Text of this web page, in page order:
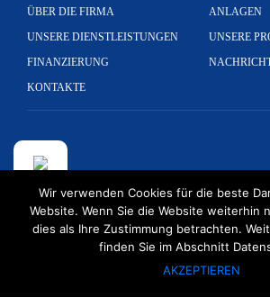
ÜBER DIE FIRMA
UNSERE DIENSTLEISTUNGEN
FINANZIERUNG
KONTAKTE
ANLAGEN
UNSERE
Kölner Str. 265 51149 Köln,
+ 49 2203 89 599 0
info@convexintl.de
Wir verwenden Cookies für die beste
Website. Wenn Sie die Website weiterhin
dies als Ihre Zustimmung betrachten.
finden Sie im Abschnitt
AKZEPTIEREN